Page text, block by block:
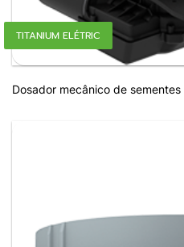
TITANIUM ELÉTRIC
Dosador mecânico de